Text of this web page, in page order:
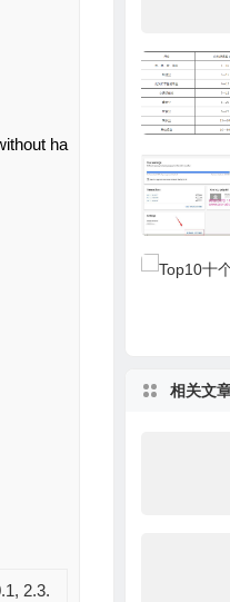
ha
2.3.
相关文